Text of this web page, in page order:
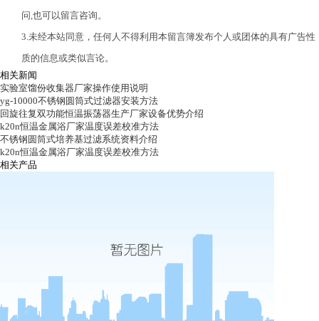
问,也可以留言咨询。
3.未经本站同意，任何人不得利用本留言簿发布个人或团体的具有广告性
质的信息或类似言论。
相关新闻
实验室馏份收集器厂家操作使用说明
yg-10000不锈钢圆筒式过滤器安装方法
回旋往复双功能恒温振荡器生产厂家设备优势介绍
k20n恒温金属浴厂家温度误差校准方法
不锈钢圆筒式培养基过滤系统资料介绍
k20n恒温金属浴厂家温度误差校准方法
相关产品